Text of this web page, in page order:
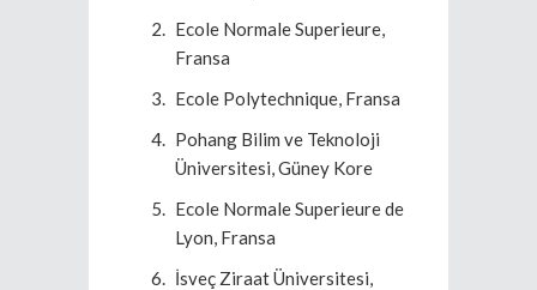
Ecole Normale Superieure,
Fransa
Ecole Polytechnique, Fransa
Pohang Bilim ve Teknoloji
Üniversitesi, Güney Kore
Ecole Normale Superieure de
Lyon, Fransa
İsveç Ziraat Üniversitesi,